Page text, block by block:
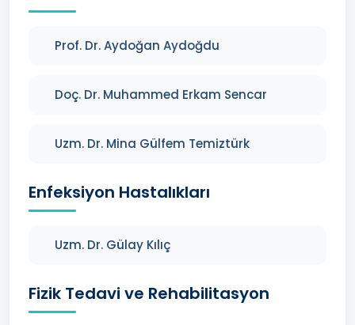
Prof. Dr. Aydoğan Aydoğdu
Doç. Dr. Muhammed Erkam Sencar
Uzm. Dr. Mina Gülfem Temiztürk
Enfeksiyon Hastalıkları
Uzm. Dr. Gülay Kılıç
Fizik Tedavi ve Rehabilitasyon